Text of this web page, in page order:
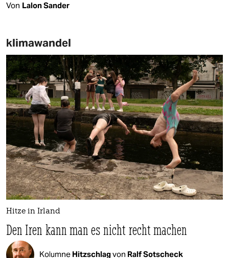
Von Lalon Sander
klimawandel
Hitze in Irland
Den Iren kann man es nicht recht machen
Kolumne Hitzschlagvon Ralf Sotscheck